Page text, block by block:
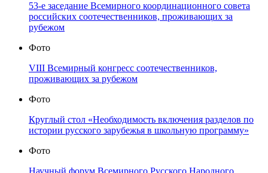
53-е заседание Всемирного координационного совета
российских соотечественников, проживающих за
рубежом
Фото
VIII Всемирный конгресс соотечественников,
проживающих за рубежом
Фото
Круглый стол «Необходимость включения разделов по
истории русского зарубежья в школьную программу»
Фото